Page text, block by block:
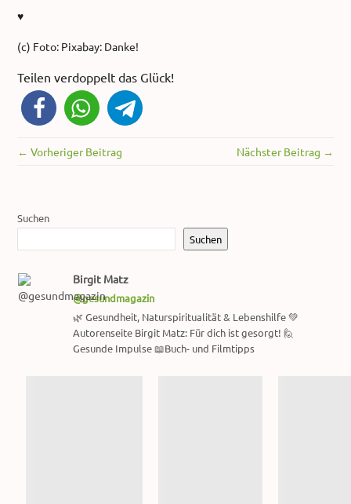
♥
(c) Foto: Pixabay: Danke!
Teilen verdoppelt das Glück!
← Vorheriger Beitrag Nächster Beitrag →
Suchen
Suchen
Birgit Matz
@gesundmagazin
🌿 Gesundheit, Naturspiritualität & Lebenshilfe 💚
Autorenseite Birgit Matz: Für dich ist gesorgt! 🙋
Gesunde Impulse 📖Buch- und Filmtipps